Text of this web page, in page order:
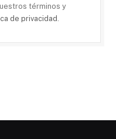
términos y
de privacidad